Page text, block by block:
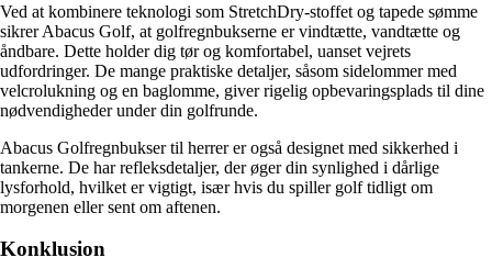
Ved at kombinere teknologi som StretchDry-stoffet og tapede sømme
sikrer Abacus Golf, at golfregnbukserne er vindtætte, vandtætte og
åndbare. Dette holder dig tør og komfortabel, uanset vejrets
udfordringer. De mange praktiske detaljer, såsom sidelommer med
velcrolukning og en baglomme, giver rigelig opbevaringsplads til dine
nødvendigheder under din golfrunde.
Abacus Golfregnbukser til herrer er også designet med sikkerhed i
tankerne. De har refleksdetaljer, der øger din synlighed i dårlige
lysforhold, hvilket er vigtigt, især hvis du spiller golf tidligt om
morgenen eller sent om aftenen.
Konklusion